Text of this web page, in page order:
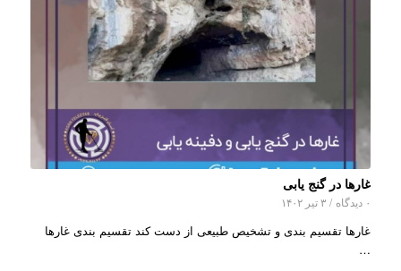
غارها در گنج یابی
۰ دیدگاه / ۳ تیر ۱۴۰۲
غارها تقسیم بندی و تشخیص طبیعی از دست کند تقسیم بندی غارها
…